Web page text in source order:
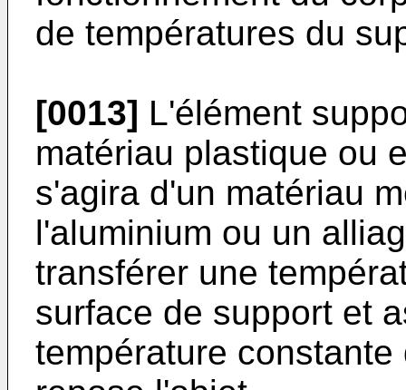
de températures du
[0013] L'élément
matériau plastique ou
s'agira d'un matériau
l'aluminium ou un
transférer une
surface de support et
température